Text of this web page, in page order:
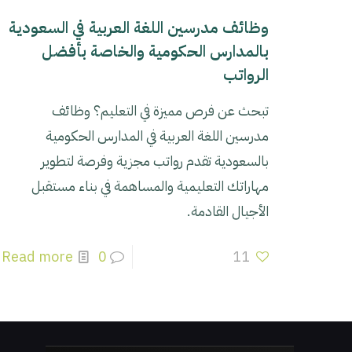
وظائف مدرسين اللغة العربية في السعودية
بالمدارس الحكومية والخاصة بأفضل
الرواتب
تبحث عن فرص مميزة في التعليم؟ وظائف
مدرسين اللغة العربية في المدارس الحكومية
بالسعودية تقدم رواتب مجزية وفرصة لتطوير
مهاراتك التعليمية والمساهمة في بناء مستقبل
الأجيال القادمة.
11
0
Read more